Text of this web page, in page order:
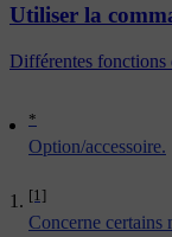
*
Option/accessoire.
[1]
Concerne certains
Utiliser la
Différentes fonctions